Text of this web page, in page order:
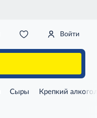
Войти
Сыры Крепкий